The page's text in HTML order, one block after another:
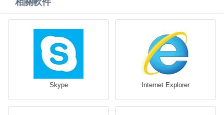
Skype Internet Explorer